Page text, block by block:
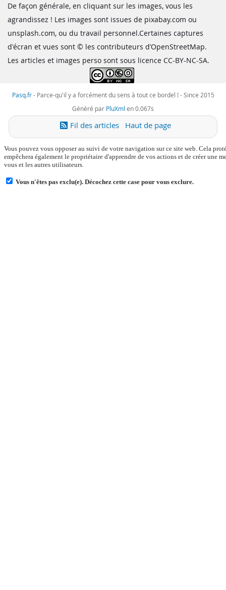
De façon générale, en cliquant sur les images, vous les
agrandissez ! Les images sont issues de pixabay.com ou
unsplash.com, ou du travail personnel.Certaines captures
d'écran et vues sont © les contributeurs d’OpenStreetMap.
Les articles et images perso sont sous licence CC-BY-NC-SA.
Pasq.fr- Parce-qu'il y a forcément du sens à tout ce bordel ! - Since 2015
Généré par PluXml en 0.067s
Fil des articles Haut de page